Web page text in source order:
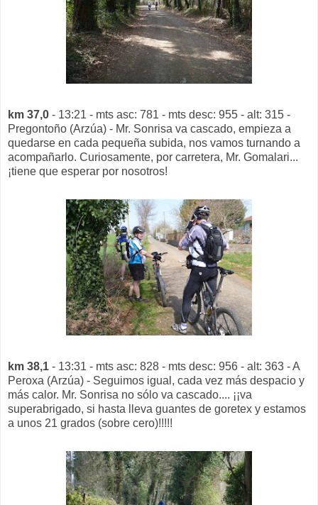
km 37,0 - 13:21 - mts asc: 781 - mts desc: 955 - alt: 315 -
Pregontoño (Arzúa) - Mr. Sonrisa va cascado, empieza a
quedarse en cada pequeña subida, nos vamos turnando a
acompañarlo. Curiosamente, por carretera, Mr. Gomalari...
¡tiene que esperar por nosotros!
km 38,1 - 13:31 - mts asc: 828 - mts desc: 956 - alt: 363 - A
Peroxa (Arzúa) - Seguimos igual, cada vez más despacio y
más calor. Mr. Sonrisa no sólo va cascado.... ¡¡va
superabrigado, si hasta lleva guantes de goretex y estamos
a unos 21 grados (sobre cero)!!!!!